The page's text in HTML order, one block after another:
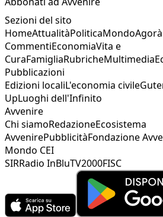
Sezioni del sito
HomeAttualitàPoliticaMondoAgorà
CommentiEconomiaVita e
CuraFamigliaRubricheMultimedia
Pubblicazioni
Edizioni localiL'economia civile
UpLuoghi dell'Infinito
Avvenire
Chi siamoRedazioneEcosistema
AvvenirePubblicitàFondazione
Mondo CEI
SIRRadio InBluTV2000FISC